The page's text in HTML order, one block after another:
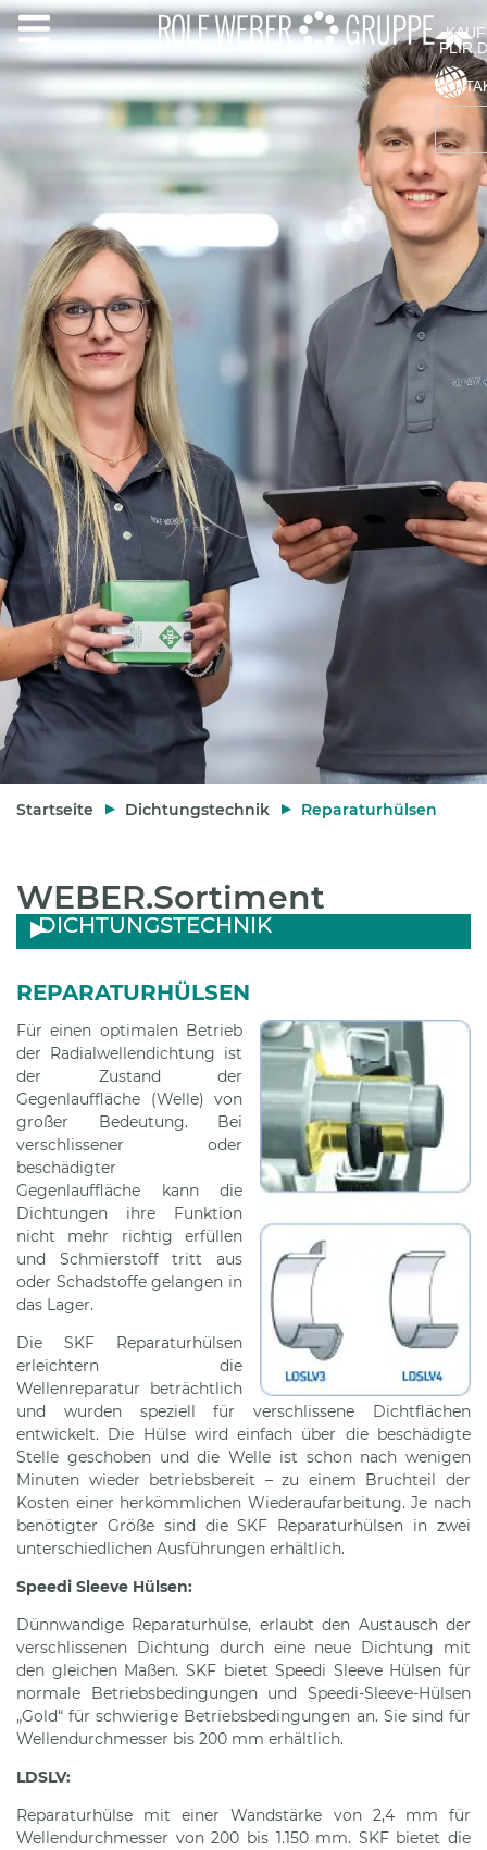
Startseite Dichtungstechnik Reparaturhülsen
WEBER.Sortiment
DICHTUNGSTECHNIK
REPARATURHÜLSEN
Für einen optimalen Betrieb
der Radialwellendichtung ist
der Zustand der
Gegenlauffläche (Welle) von
großer Bedeutung. Bei
verschlissener oder
beschädigter
Gegenlauffläche kann die
Dichtungen ihre Funktion
nicht mehr richtig erfüllen
und Schmierstoff tritt aus
oder Schadstoffe gelangen in
das Lager.
Die SKF Reparaturhülsen
erleichtern die
Wellenreparatur beträchtlich
und wurden speziell für verschlissene Dichtflächen
entwickelt. Die Hülse wird einfach über die beschädigte
Stelle geschoben und die Welle ist schon nach wenigen
Minuten wieder betriebsbereit – zu einem Bruchteil der
Kosten einer herkömmlichen Wiederaufarbeitung. Je nach
benötigter Größe sind die SKF Reparaturhülsen in zwei
unterschiedlichen Ausführungen erhältlich.
Speedi Sleeve Hülsen:
Dünnwandige Reparaturhülse, erlaubt den Austausch der
verschlissenen Dichtung durch eine neue Dichtung mit
den gleichen Maßen. SKF bietet Speedi Sleeve Hülsen für
normale Betriebsbedingungen und Speedi-Sleeve-Hülsen
„Gold“ für schwierige Betriebsbedingungen an. Sie sind für
Wellendurchmesser bis 200 mm erhältlich.
LDSLV:
Reparaturhülse mit einer Wandstärke von 2,4 mm für
Wellendurchmesser von 200 bis 1.150 mm. SKF bietet die